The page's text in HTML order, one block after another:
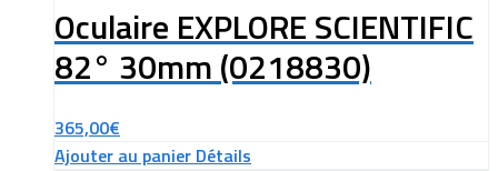
Oculaire EXPLORE SCIENTIFIC
82° 30mm (0218830)
365,00€
Ajouter au panier Détails